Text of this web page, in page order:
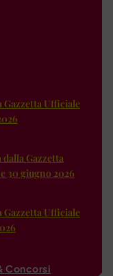
Gazzetta Ufficiale
Gazzetta
30 giugno 2026
Gazzetta Ufficiale
Concorsi